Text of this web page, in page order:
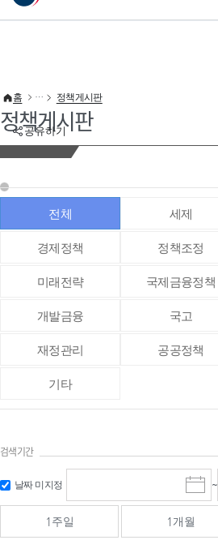
이 누리집은 대한민국 공식 전자정부 누리집입니다.
공유하기
홈 정책게시판
정책게시판
전체 세제
경제정책 정책조정
미래전략 국제금융정책
개발금융 국고
재정관리 공공정책
기타
검색기간
날짜 미지정
시
작
일
선
~
1주일 1개월